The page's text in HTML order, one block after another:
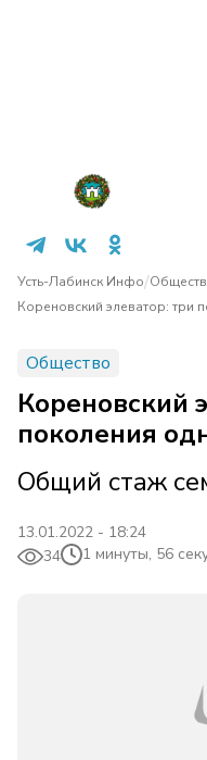
Усть-Лабинск Инфо/
Кореновский элеватор: три
Общество
Кореновский
поколения
Общий стаж
13.01.2022 - 18:24
34
1 минуты, 56